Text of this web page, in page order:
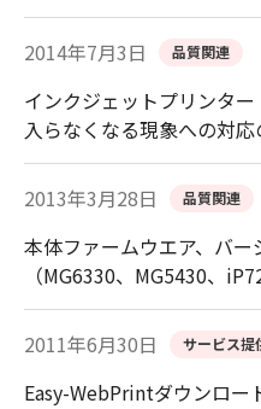
2014年7月3日 品質関連
インクジェットプリンタ
入らなくなる現象への対応
2013年3月28日 品質関連
本体ファームウエア、バ
（MG6330、MG5430、
2011年6月30日 サービス提
Easy-WebPrintダウンロー